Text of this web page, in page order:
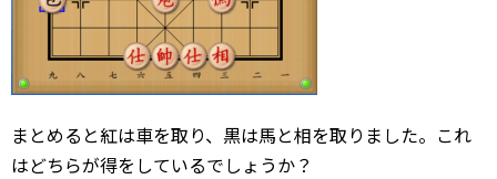
まとめると紅は車を取り、黒は馬と相を取りました。これ
はどちらが得をしているでしょうか？